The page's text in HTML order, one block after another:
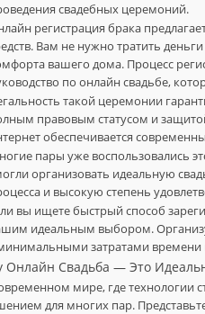
свадебных церемоний.
регистрация брака
Вам не нужно тратить
вашего дома. Процесс
по онлайн свадьбе,
такой церемонии
правовым статусом и
обеспечивается
пары уже воспользовались
организовать идеальную
и высокую степень
вы ищете быстрый способ
идеальным выбором.
затратами времени
Онлайн Свадьба — Это
мире, где технологии
для многих пар.